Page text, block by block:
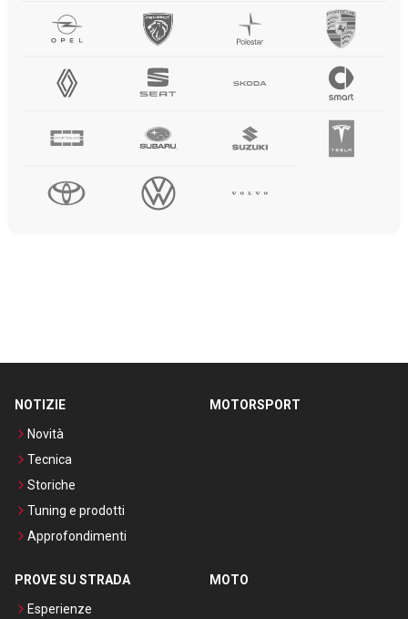
NOTIZIE
Novità
Tecnica
Storiche
Tuning e prodotti
Approfondimenti
MOTORSPORT
PROVE SU STRADA
Esperienze
MOTO